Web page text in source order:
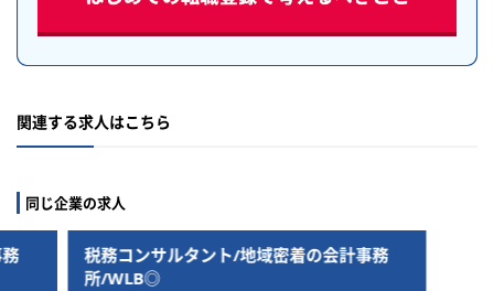
関連する求人はこちら
同じ企業の求人
税務コンサルタント/地域密着の会計事務
所/WLB◎